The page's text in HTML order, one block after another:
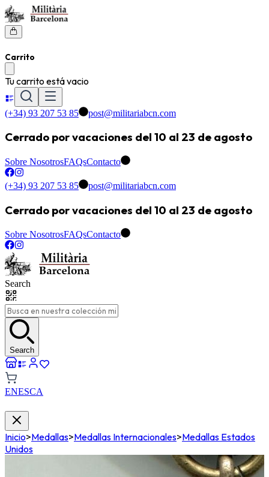
Carrito
Tu carrito está vacio
(+34) 93 207 53 85 post@militariabcn.com
Cerrado por vacaciones del 10 al 23 de agosto
Sobre NosotrosFAQsContacto
(+34) 93 207 53 85 post@militariabcn.com
Cerrado por vacaciones del 10 al 23 de agosto
Sobre NosotrosFAQsContacto
Search
Search
ENESCA
Inicio>Medallas>Medallas Internacionales>Medallas Estados
Unidos